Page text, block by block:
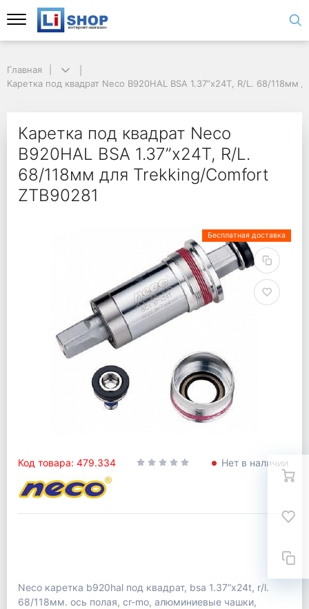
Главная
Каретка под квадрат Neco B920HAL BSA 1.37”x24T, R/L. 68/118мм
Каретка под квадрат Neco
B920HAL BSA 1.37”x24T, R/L.
68/118мм для Trekking/Comfort
ZTB90281
Бесплатная доставка
Код товара: 479.334 Нет в наличии
Neco каретка b920hal под квадрат, bsa 1.37”x24t, r/l.
68/118мм. ось полая, cr-mo, алюминиевые чашки,